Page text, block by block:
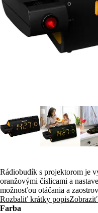
Rádiobudík s projektorom je
oranžovými číslicami a
možnosťou otáčania a
vás môže zobudiť rádiom
10 predvoľbami umožňuje
Rozbaliť krátky popis
Farba